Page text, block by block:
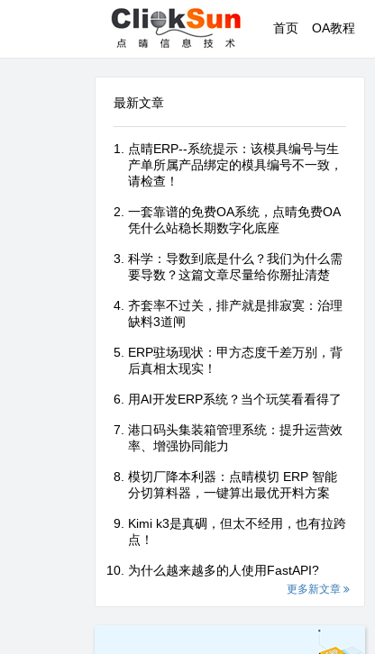
首页 OA教程
最新文章
点晴ERP--系统提示：该模具编号与生
产单所属产品绑定的模具编号不一致，
请检查！
一套靠谱的免费OA系统，点晴免费OA
凭什么站稳长期数字化底座
科学：导数到底是什么？我们为什么需
要导数？这篇文章尽量给你掰扯清楚
齐套率不过关，排产就是排寂寞：治理
缺料3道闸
ERP驻场现状：甲方态度千差万别，背
后真相太现实！
用AI开发ERP系统？当个玩笑看看得了
港口码头集装箱管理系统：提升运营效
率、增强协同能力
模切厂降本利器：点晴模切 ERP 智能
分切算料器，一键算出最优开料方案
Kimi k3是真碉，但太不经用，也有拉跨
点！
为什么越来越多的人使用FastAPI?
更多新文章